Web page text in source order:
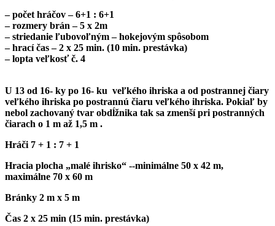
– počet hráčov – 6+1 : 6+1
– rozmery brán – 5 x 2m
– striedanie ľubovoľným – hokejovým spôsobom
– hrací čas – 2 x 25 min. (10 min. prestávka)
– lopta veľkosť č. 4
U 13 od 16- ky po 16- ku veľkého ihriska a od postrannej čiary
veľkého ihriska po postrannú čiaru veľkého ihriska. Pokiaľ by
nebol zachovaný tvar obdĺžnika tak sa zmenší pri postranných
čiarach o 1 m až 1,5 m .
Hráči 7 + 1 : 7 + 1
Hracia plocha „malé ihrisko“ -­‐minimálne 50 x 42 m,
maximálne 70 x 60 m
Bránky 2 m x 5 m
Čas 2 x 25 min (15 min. prestávka)